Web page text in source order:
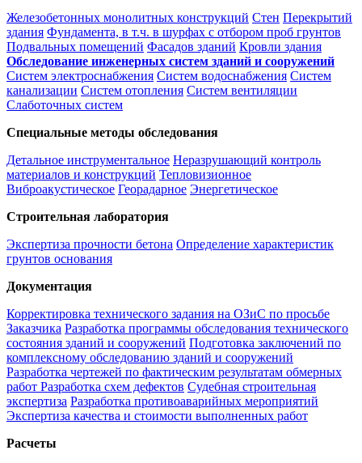
Железобетонных монолитных конструкций Стен Перекрытий
здания Фундамента, в т.ч. в шурфах с отбором проб грунтов
Подвальных помещений Фасадов зданий Кровли здания
Обследование инженерных систем зданий и сооружений
Систем электроснабжения Систем водоснабжения Систем
канализации Систем отопления Систем вентиляции
Слаботочных систем
Специальные методы обследования
Детальное инструментальное Неразрушающий контроль
материалов и конструкций Тепловизионное
Виброакустическое Георадарное Энергетическое
Строительная лаборатория
Экспертиза прочности бетона Определение характеристик
грунтов основания
Документация
Корректировка технического задания на ОЗиС по просьбе
Заказчика Разработка программы обследования технического
состояния зданий и сооружений Подготовка заключений по
комплексному обследованию зданий и сооружений
Разработка чертежей по фактическим результатам обмерных
работ Разработка схем дефектов Судебная строительная
экспертиза Разработка противоаварийных мероприятий
Экспертиза качества и стоимости выполненных работ
Расчеты